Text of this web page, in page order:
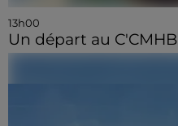
13h00
Un départ au C'CMHB